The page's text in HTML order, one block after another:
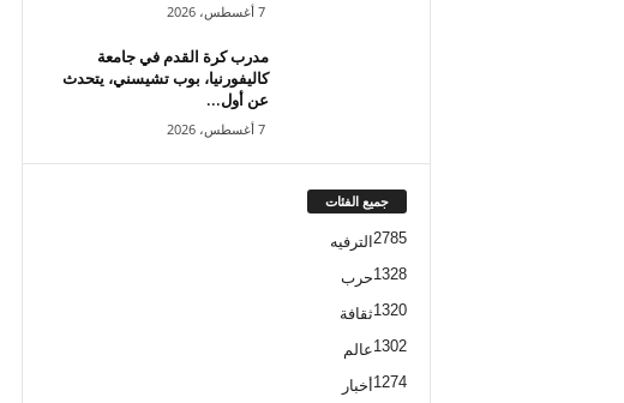
7 أغسطس، 2026
مدرب كرة القدم في جامعة
كاليفورنيا، بوب تشيسني، يتحدث
عن أول...
7 أغسطس، 2026
جميع الفئات
الترفيه 2785
حرب1328
ثقافة1320
عالم1302
أخبار 1274